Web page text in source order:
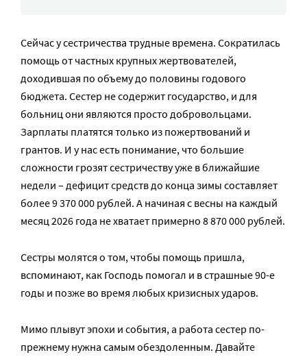
Сейчас у сестричества трудные времена. Сократилась
помощь от частных крупных жертвователей,
доходившая по объему до половины годового
бюджета. Сестер не содержит государство, и для
больниц они являются просто добровольцами.
Зарплаты платятся только из пожертвований и
грантов. И у нас есть понимание, что большие
сложности грозят сестричеству уже в ближайшие
недели – дефицит средств до конца зимы составляет
более 9 370 000 рублей. А начиная с весны на каждый
месяц 2026 года не хватает примерно 8 870 000 рублей.
Сестры молятся о том, чтобы помощь пришла,
вспоминают, как Господь помогал и в страшные 90-е
годы и позже во время любых кризисных ударов.
Мимо плывут эпохи и события, а работа сестер по-
прежнему нужна самым обездоленным. Давайте